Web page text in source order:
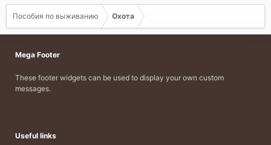
Пособия по выживанию Охота
Mega Footer
These footer widgets can be used to display your own custom
messages.
Useful links